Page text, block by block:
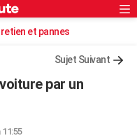
Rechercher
et pannes
Sujet Suivant
par un